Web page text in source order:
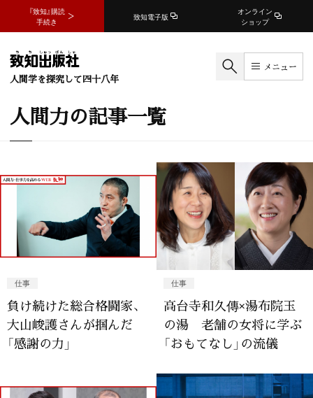
『致知』購読
手続き
致知電子版
オンライン
ショップ
人間学を探究して四十八年
メニュー
人間力の記事一覧
仕事
負け続けた総合格闘家、
大山峻護さんが掴んだ
「感謝の力」
仕事
高台寺和久傳×湯布院玉
の湯 老舗の女将に学ぶ
「おもてなし」の流儀